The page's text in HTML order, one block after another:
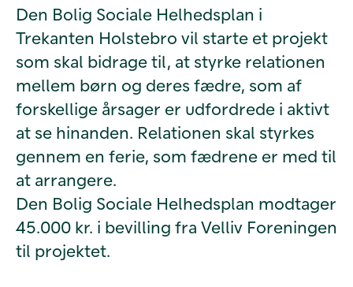
Foreningen
Kontakt
os
Den Bolig Sociale Helhedsplan i
Trekanten Holstebro vil starte et projekt
som skal bidrage til, at styrke relationen
mellem børn og deres fædre, som af
forskellige årsager er udfordrede i aktivt
at se hinanden. Relationen skal styrkes
gennem en ferie, som fædrene er med til
at arrangere.
Den Bolig Sociale Helhedsplan modtager
45.000 kr. i bevilling fra Velliv Foreningen
til projektet.